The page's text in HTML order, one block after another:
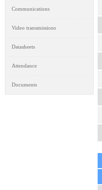
Communications
Video transmissions
Datasheets
Attendance
Documents